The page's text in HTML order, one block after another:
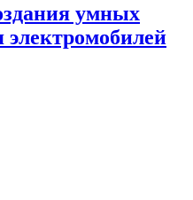
умных
электромобилей